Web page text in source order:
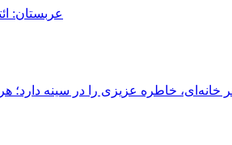
عربستان:
خاطره عزیزی را در سینه دارد؛